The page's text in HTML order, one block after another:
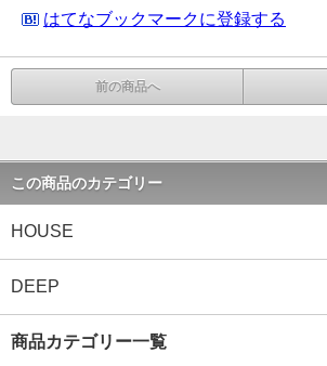
はてなブックマークに登録する
前の商品へ
この商品のカテゴリー
HOUSE
DEEP
商品カテゴリー一覧